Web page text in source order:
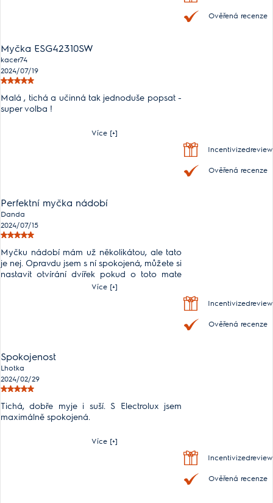
Ověřená recenze
Myčka ESG42310SW
kacer74
2024/07/19
Malá , tichá a učinná tak jednoduše popsat -
super volba !
Více [+]
Incentivizedreview
Ověřená recenze
Perfektní myčka nádobí
Danda
2024/07/15
Myčku nádobí mám už několikátou, ale tato
je nej. Opravdu jsem s ní spokojená, můžete si
nastavit otvírání dvířek pokud o toto mate
zajem. Napíše kolikrát myla 🙂
Více [+]
Incentivizedreview
Ověřená recenze
Spokojenost
Lhotka
2024/02/29
Tichá, dobře myje i suší. S Electrolux jsem
maximálně spokojená.
Více [+]
Incentivizedreview
Ověřená recenze